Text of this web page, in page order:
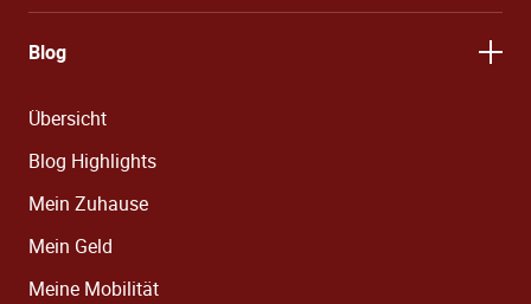
Blog
Übersicht
Blog Highlights
Mein Zuhause
Mein Geld
Meine Mobilität